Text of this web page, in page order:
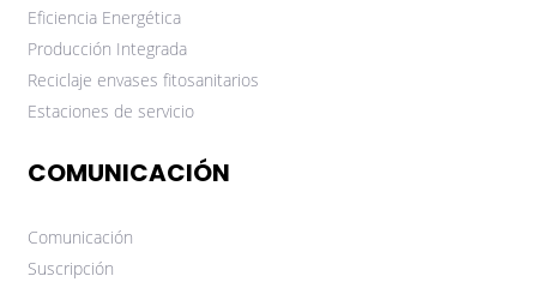
Eficiencia Energética
Producción Integrada
Reciclaje envases fitosanitarios
Estaciones de servicio
COMUNICACIÓN
Comunicación
Suscripción